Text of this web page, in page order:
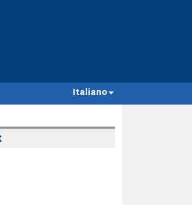
Italiano